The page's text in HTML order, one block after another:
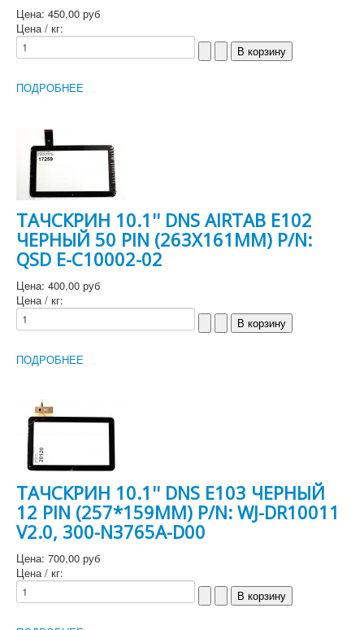
Цена: 450,00 руб
Цена / кг:
ПОДРОБНЕЕ
ТАЧСКРИН 10.1'' DNS AIRTAB E102
ЧЕРНЫЙ 50 PIN (263X161MM) P/N:
QSD E-C10002-02
Цена: 400,00 руб
Цена / кг:
ПОДРОБНЕЕ
ТАЧСКРИН 10.1'' DNS E103 ЧЕРНЫЙ
12 PIN (257*159MM) P/N: WJ-DR10011
V2.0, 300-N3765A-D00
Цена: 700,00 руб
Цена / кг: